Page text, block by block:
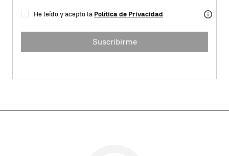
He leído y acepto la Política de Privacidad
Suscribirme